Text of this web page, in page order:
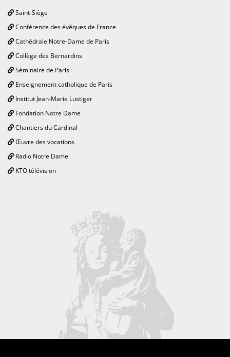
Saint-Siège
Conférence des évêques de France
Cathédrale Notre-Dame de Paris
Collège des Bernardins
Séminaire de Paris
Enseignement catholique de Paris
Institut Jean-Marie Lustiger
Fondation Notre Dame
Chantiers du Cardinal
Œuvre des vocations
Radio Notre Dame
KTO télévision